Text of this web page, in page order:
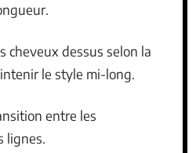
cheveux dessus selon la
le style mi-long.
entre les
lignes.